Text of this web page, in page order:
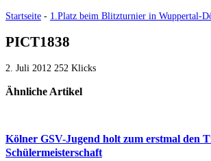
Startseite - 1.Platz beim Blitzturnier in Wuppertal-
PICT1838
2. Juli 2012 252 Klicks
Ähnliche Artikel
Kölner GSV-Jugend holt zum erstmal den
Schülermeisterschaft